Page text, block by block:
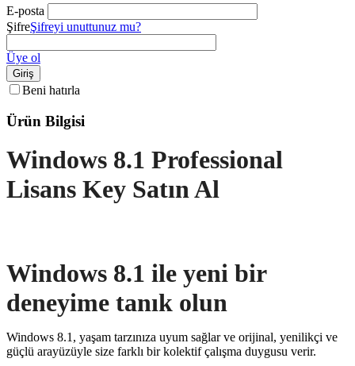
E-posta
ŞifreŞifreyi unuttunuz mu?
Üye ol
Giriş
Beni hatırla
Ürün Bilgisi
Windows 8.1 Professional
Lisans Key Satın Al
Windows 8.1 ile yeni bir
deneyime tanık olun
Windows 8.1, yaşam tarzınıza uyum sağlar ve orijinal, yenilikçi ve
güçlü arayüzüyle size farklı bir kolektif çalışma duygusu verir.